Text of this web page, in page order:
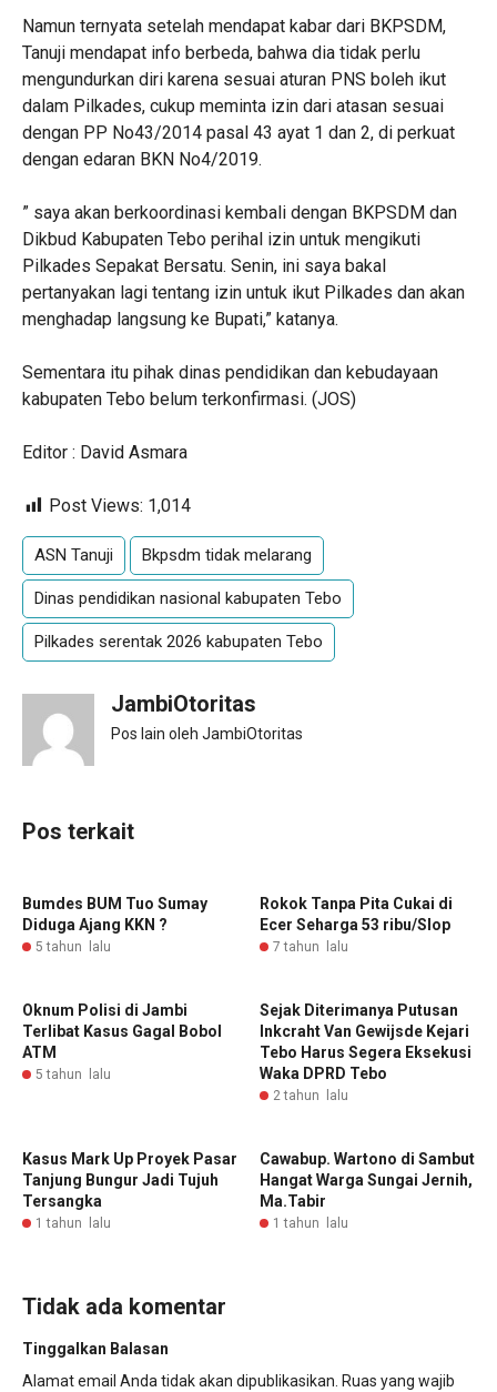
Namun ternyata setelah mendapat kabar dari BKPSDM,
Tanuji mendapat info berbeda, bahwa dia tidak perlu
mengundurkan diri karena sesuai aturan PNS boleh ikut
dalam Pilkades, cukup meminta izin dari atasan sesuai
dengan PP No43/2014 pasal 43 ayat 1 dan 2, di perkuat
dengan edaran BKN No4/2019.
” saya akan berkoordinasi kembali dengan BKPSDM dan
Dikbud Kabupaten Tebo perihal izin untuk mengikuti
Pilkades Sepakat Bersatu. Senin, ini saya bakal
pertanyakan lagi tentang izin untuk ikut Pilkades dan akan
menghadap langsung ke Bupati,” katanya.
Sementara itu pihak dinas pendidikan dan kebudayaan
kabupaten Tebo belum terkonfirmasi. (JOS)
Editor : David Asmara
Post Views: 1,014
ASN Tanuji Bkpsdm tidak melarang
Dinas pendidikan nasional kabupaten Tebo
Pilkades serentak 2026 kabupaten Tebo
JambiOtoritas
Pos lain oleh JambiOtoritas
Pos terkait
Bumdes BUM Tuo Sumay
Diduga Ajang KKN ?
5 tahun lalu
Rokok Tanpa Pita Cukai di
Ecer Seharga 53 ribu/Slop
7 tahun lalu
Oknum Polisi di Jambi
Terlibat Kasus Gagal Bobol
ATM
5 tahun lalu
Sejak Diterimanya Putusan
Inkcraht Van Gewijsde Kejari
Tebo Harus Segera Eksekusi
Waka DPRD Tebo
2 tahun lalu
Kasus Mark Up Proyek Pasar
Tanjung Bungur Jadi Tujuh
Tersangka
1 tahun lalu
Cawabup. Wartono di Sambut
Hangat Warga Sungai Jernih,
Ma.Tabir
1 tahun lalu
Tidak ada komentar
Tinggalkan Balasan
Alamat email Anda tidak akan dipublikasikan. Ruas yang wajib